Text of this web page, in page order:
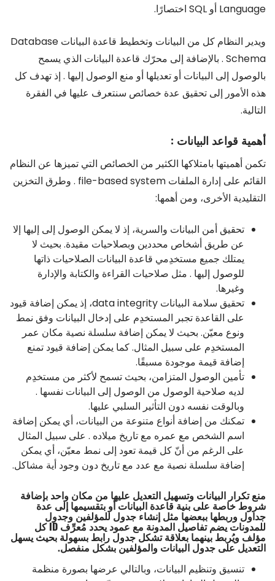
Language أو SQL اختصارًا.
ويدير النظام كل من البيانات وتخطيط قاعدة البيانات Database
Schema . بالإضافة إلى محرّك قاعدة البيانات الذي يسمح
بالوصول إلى البيانات أو تعديلها أو منع الوصول إليها . إذ تهدف كل
هذه الأمور إلى تحقيق عدة خصائص سنتعرف عليها في الفقرة
التالية.
أهمية قواعد البيانات :
تكمن أهميتها بامتلاكها الكثير من الخصائص التي تميزها عن النظام
القائم على إدارة الملفات file-based system . وطرق التخزين
التقليدية الأخرى، ومن أهمها:
تحقيق أمن البيانات والسرية، إذ لا يمكن الوصول إلى إليها إلا
عن طريق أشخاص محددين وبصلاحيات مقيدة. بحيث لا
يمتلك جميع مستخدِمي قاعدة البيانات الصلاحيات ذاتها
للوصول إليها . مثل صلاحيات القراءة والكتابة والإدارة
وغيرها.
تحقيق سلامة البيانات data integrity، إذ يمكن إضافة قيود
على القاعدة تجبر المستخدِم على إدخال البيانات وفق نمط
ونوع معيّن. بحيث لا يمكن إضافة سلسلة نصية مكان عمر
المستخدِم على سبيل المثال. كما يمكن إضافة قيود تمنع
إضافة قيمة موجودة مسبقًا.
تأمين الوصول المتزامن، بحيث تسمح لأكثر من مستخدِم
لديه صلاحية الوصول من الوصول إلى البيانات نفسها .
وبالوقت نفسه دون التأثير السلبي عليها.
تمكنك من إضافة أنواع متنوعة من البيانات، أي يمكن إضافة
اسم الشخص مع عمره مع تاريخ ميلاده . على سبيل المثال
على الرغم من أنّ كل قيمة تعود إلى نمط معيّن، أي يمكن
إضافة سلسلة نصية مع عدد مع تاريخ دون وجود أية مشاكل.
منع تكرار البيانات وتسهيل التعديل عليها من مكان واحد بإضافة
شروط خاصة على بنية قاعدة البيانات أو بتقسيمها إلى عدة
جداول وربطها ببعضها مثل إنشاء جدول للمؤلفين وجدول
للمدونات يضم تفاصيل المدونة مع عمود يحدد مُعرِّف ID كل
مؤلف ويُربط بينهما بعلاقة تشكل جدول رابط بسهولة بحيث يسهل
التعديل على جدول البيانات والمؤلفين بشكل منفصل.
تنسيق وتنظيم البيانات، وبالتالي عرضها بصورة منظمة